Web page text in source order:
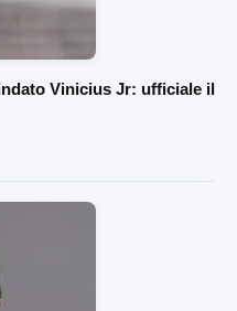
Vinicius Jr: ufficiale il